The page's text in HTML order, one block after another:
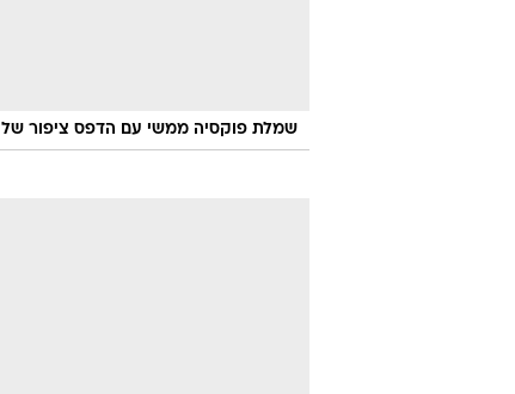
שמלת פוקסיה ממשי עם הדפס ציפור של Rochas וצי'פס שומני